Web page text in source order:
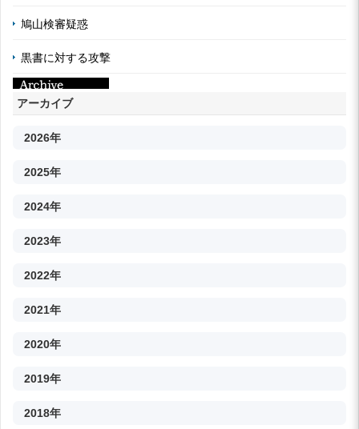
鳩山検審疑惑
黒書に対する攻撃
アーカイブ
2026年
2025年
2024年
2023年
2022年
2021年
2020年
2019年
2018年